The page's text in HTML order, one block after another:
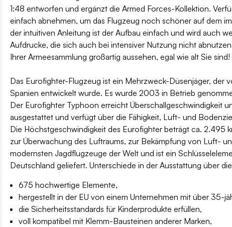
1:48 entworfen und ergänzt die Armed Forces-Kollektion.
einfach abnehmen, um das Flugzeug noch schöner auf dem
der intuitiven Anleitung ist der Aufbau einfach und wird auch
Aufdrucke, die sich auch bei intensiver Nutzung nicht
Ihrer Armeesammlung großartig aussehen, egal wie alt Sie sind!
Das Eurofighter-Flugzeug ist ein Mehrzweck-Düsenjäger, der
Spanien entwickelt wurde. Es wurde 2003 in Betrieb
Der Eurofighter Typhoon erreicht Überschallgeschwindigkeit
ausgestattet und verfügt über die Fähigkeit, Luft- und
Die Höchstgeschwindigkeit des Eurofighter beträgt ca. 2.495
zur Überwachung des Luftraums, zur Bekämpfung von Luft-
modernsten Jagdflugzeuge der Welt und ist ein
Deutschland geliefert. Unterschiede in der Ausstattung über
675 hochwertige Elemente,
hergestellt in der EU von einem Unternehmen mit über 35-
die Sicherheitsstandards für Kinderprodukte erfüllen,
voll kompatibel mit Klemm-Bausteinen anderer Marken,